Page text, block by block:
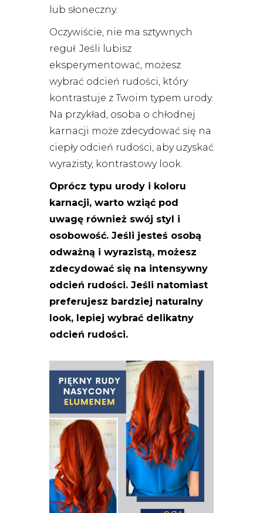
lub słoneczny.
Oczywiście, nie ma sztywnych
reguł. Jeśli lubisz
eksperymentować, możesz
wybrać odcień rudości, który
kontrastuje z Twoim typem urody.
Na przykład, osoba o chłodnej
karnacji może zdecydować się na
ciepły odcień rudości, aby uzyskać
wyrazisty, kontrastowy look.
Oprócz typu urody i koloru
karnacji, warto wziąć pod
uwagę również swój styl i
osobowość. Jeśli jesteś osobą
odważną i wyrazistą, możesz
zdecydować się na intensywny
odcień rudości. Jeśli natomiast
preferujesz bardziej naturalny
look, lepiej wybrać delikatny
odcień rudości.